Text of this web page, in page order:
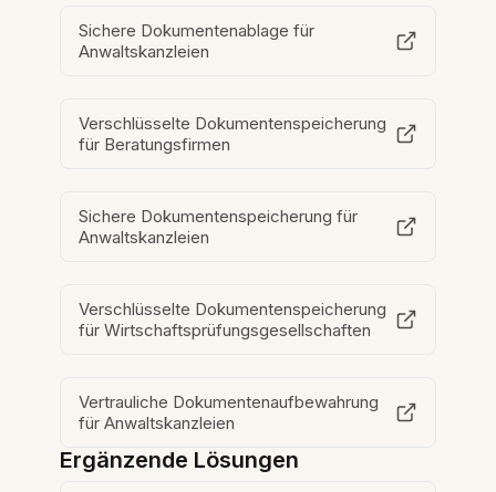
Sichere Dokumentenablage für
Anwaltskanzleien
Verschlüsselte Dokumentenspeicherung
für Beratungsfirmen
Sichere Dokumentenspeicherung für
Anwaltskanzleien
Verschlüsselte Dokumentenspeicherung
für Wirtschaftsprüfungsgesellschaften
Vertrauliche Dokumentenaufbewahrung
für Anwaltskanzleien
Ergänzende Lösungen